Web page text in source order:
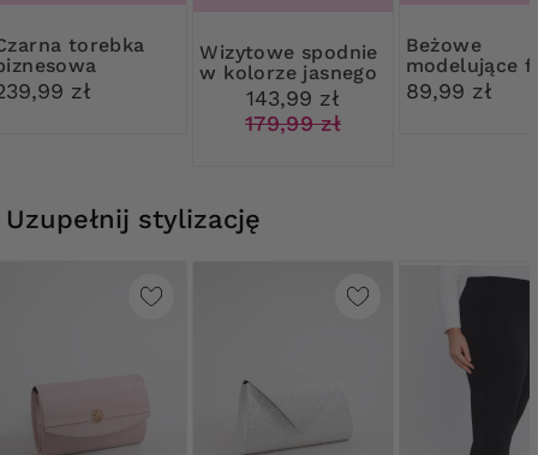
zł
Wizytowe spodnie
w kolorze jasnego
143,99 zł
179,99 zł
Beżowe
modelujące
kwiatową
89,99 zł
Uzupełnij stylizację